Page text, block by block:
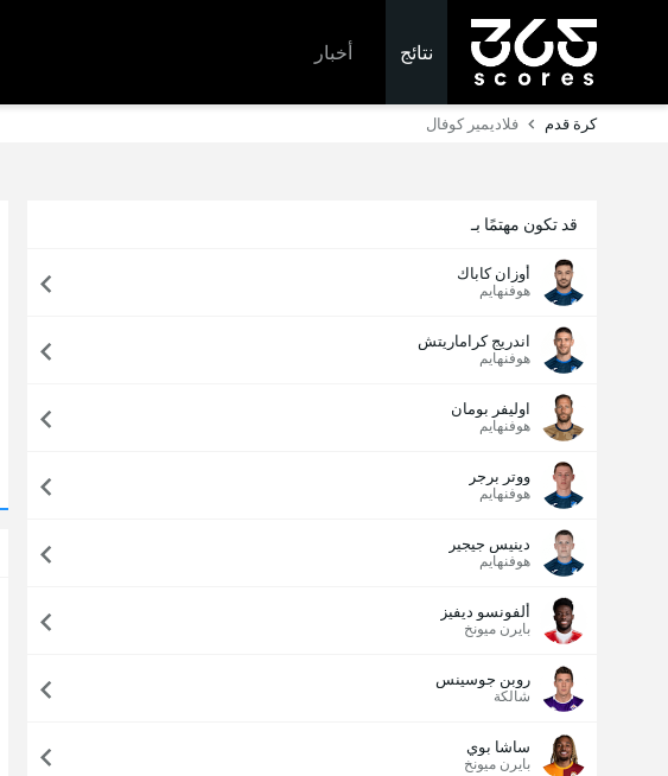
نتائج أخبار
كرة قدم فلاديمير كوفال
قد تكون مهتمًا بـ
أوزان كاباك
هوفنهايم
اندريج كراماريتش
هوفنهايم
اوليفر بومان
هوفنهايم
ووتر برجر
هوفنهايم
دينيس جيجير
هوفنهايم
ألفونسو ديفيز
بايرن ميونخ
روبن جوسينس
شالكة
ساشا بوي
بايرن ميونخ